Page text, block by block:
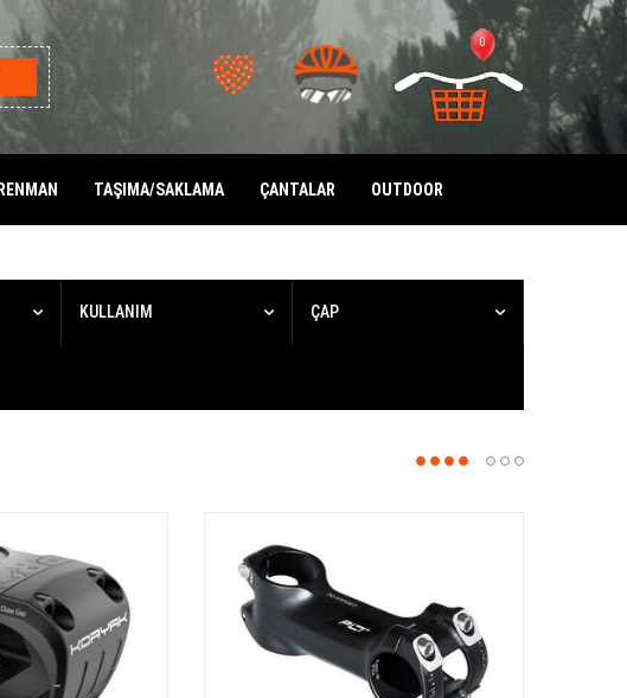
0
TAŞIMA/SAKLAMA ÇANTALAR OUTDOOR
KULLANIM ÇAP